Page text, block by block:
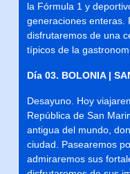
la Fórmula 1 y
generaciones enteras.
disfrutaremos de una
típicos de la
Día 03. BOLONIA |
Desayuno. Hoy
República de San
antigua del mundo,
ciudad. Pasearemos
admiraremos sus